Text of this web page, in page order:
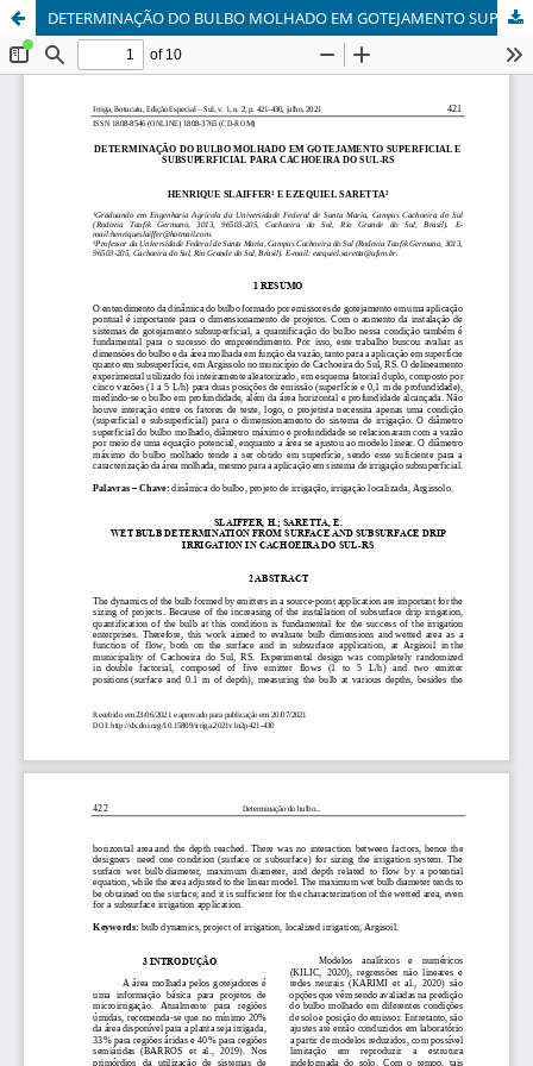
DETERMINAÇÃO DO BULBO MOLHADO EM GOTEJAMENTO SUPERFICIAL E SUBSUPERFICIAL PARA CACHOEIRA DO SUL-RS